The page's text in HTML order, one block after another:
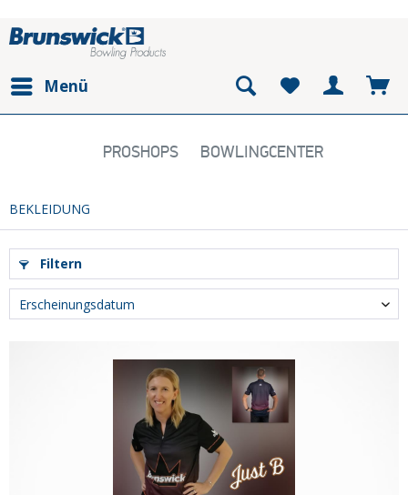
Menü
PROSHOPS BOWLINGCENTER
BEKLEIDUNG
Filtern